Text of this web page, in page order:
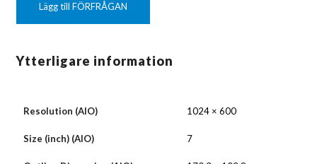
Lägg till FÖRFRÅGAN
Ytterligare information
Resolution (AIO) 1024 × 600
Size (inch) (AIO) 7